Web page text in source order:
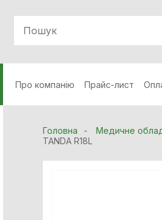
Про компанію Прайс-лист
Головна Медичне
TANDA R18L